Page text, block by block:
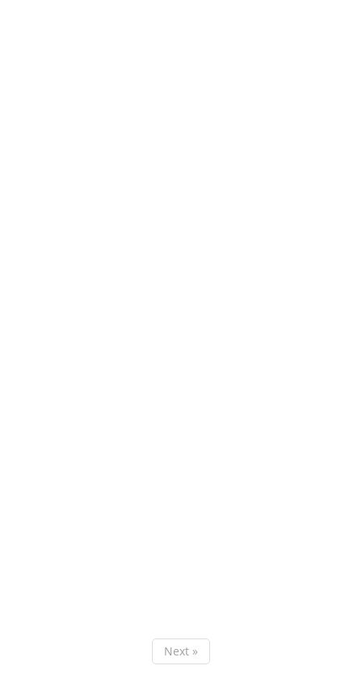
Next »